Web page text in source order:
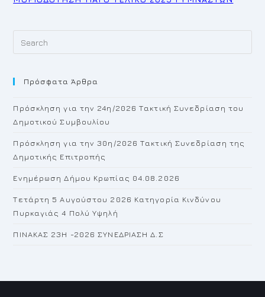
Πρόσφατα Άρθρα
Πρόσκληση για την 24η/2026 Τακτική Συνεδρίαση του
Δημοτικού Συμβουλίου
Πρόσκληση για την 30η/2026 Τακτική Συνεδρίαση της
Δημοτικής Επιτροπής
Ενημέρωση Δήμου Κρωπίας 04.08.2026
Τετάρτη 5 Αυγούστου 2026 Κατηγορία Κινδύνου
Πυρκαγιάς 4 Πολύ Υψηλή
ΠΙΝΑΚΑΣ 23H -2026 ΣΥΝΕΔΡΙΑΣΗ Δ.Σ